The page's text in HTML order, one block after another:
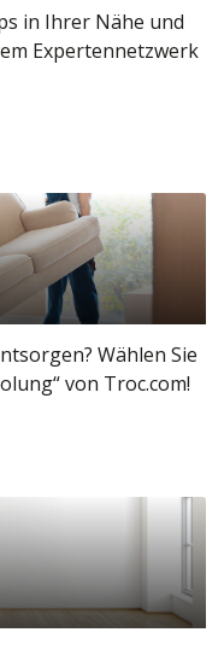
in Ihrer Nähe und
Expertennetzwerk
Wählen Sie
von Troc.com!